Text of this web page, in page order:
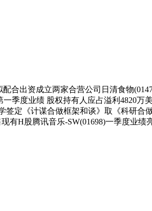
出资成立两家合营公司日清食物
季度业绩 股权持有人应占溢利4820万
定《计谋合做框架和谈》取《科研合
H股腾讯音乐-SW(01698)一季度业绩